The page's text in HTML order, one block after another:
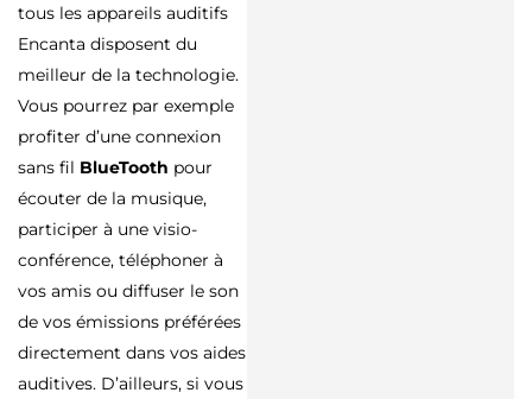
tous les appareils auditifs
Encanta disposent du
meilleur de la technologie.
Vous pourrez par exemple
profiter d’une connexion
sans fil BlueTooth pour
écouter de la musique,
participer à une visio-
conférence, téléphoner à
vos amis ou diffuser le son
de vos émissions préférées
directement dans vos aides
auditives. D’ailleurs, si vous